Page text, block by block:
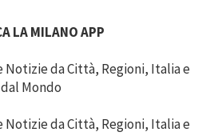
LA MILANO APP